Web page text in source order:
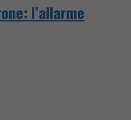
l’allarme